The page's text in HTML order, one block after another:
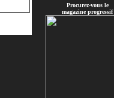
Procurez-vous le
magazine progressif